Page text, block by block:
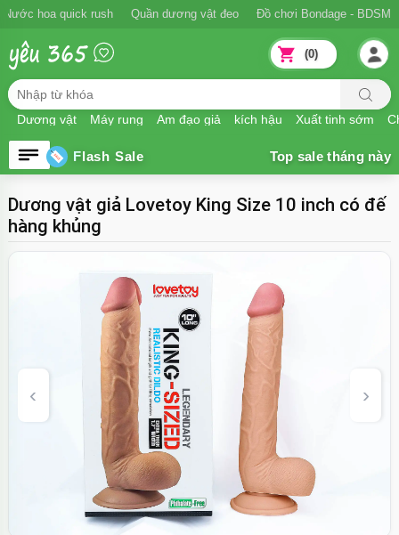
Ngăn xuất tinh sớm Nước hoa quick rush Quần dương vật đeo Đồ
Dương vật Máy rung Âm đạo giả kích hậu Xuất tinh sớm
(0)
Flash Sale
Dương vật giả Lovetoy King Size 10 inch có đế
hàng khủng